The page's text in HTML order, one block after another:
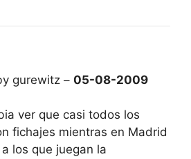
gurewitz – 05-08-2009
ver que casi todos los
fichajes mientras en Madrid
los que juegan la